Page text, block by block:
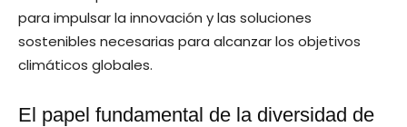
para impulsar la innovación y las soluciones
sostenibles necesarias para alcanzar los objetivos
climáticos globales.
El papel fundamental de la diversidad de